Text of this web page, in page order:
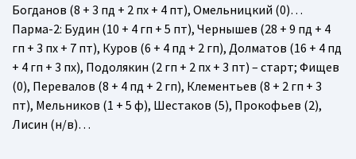
Богданов (8 + 3 пд + 2 пх + 4 пт), Омельницкий (0)…
Парма-2: Будин (10 + 4 гп + 5 пт), Чернышев (28 + 9 пд + 4
гп + 3 пх + 7 пт), Куров (6 + 4 пд + 2 гп), Долматов (16 + 4 пд
+ 4 гп + 3 пх), Подолякин (2 гп + 2 пх + 3 пт) – старт; Фищев
(0), Перевалов (8 + 4 пд + 2 гп), Клементьев (8 + 2 гп + 3
пт), Мельников (1 + 5 ф), Шестаков (5), Прокофьев (2),
Лисин (н/в)…